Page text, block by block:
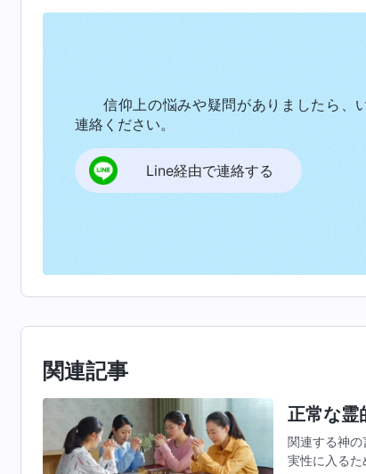
信仰上の悩みや疑問がありましたら、
連絡ください。
Line経由で連絡する
関連記事
正常な霊
関連する神
実性に入るた